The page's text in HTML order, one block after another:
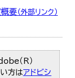
概要（外部リンク）
（R）
方はアドビシ